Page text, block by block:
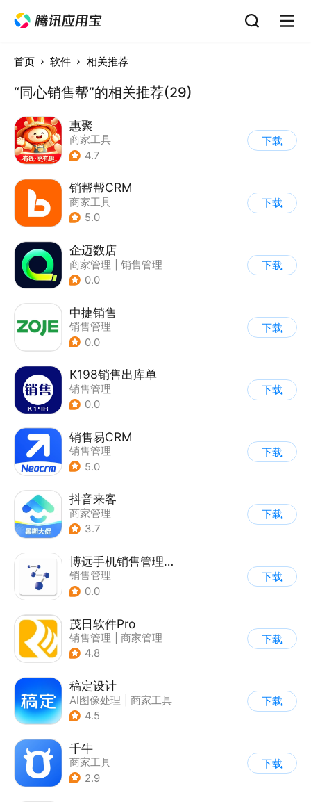
首页 软件 相关推荐
“同心销售帮”的相关推荐(29)
惠聚
商家工具
4.7
下载
销帮帮CRM
商家工具
5.0
下载
企迈数店
商家管理
销售管理
0.0
下载
中捷销售
销售管理
0.0
下载
K198销售出库单
销售管理
0.0
下载
销售易CRM
销售管理
5.0
下载
抖音来客
商家管理
3.7
下载
博远手机销售管理系统软件
销售管理
0.0
下载
茂日软件Pro
销售管理
商家管理
4.8
下载
稿定设计
AI图像处理
商家工具
4.5
下载
千牛
商家工具
2.9
下载